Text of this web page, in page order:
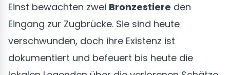
Einst bewachten zwei Bronzestiere den
Eingang zur Zugbrücke. Sie sind heute
verschwunden, doch ihre Existenz ist
dokumentiert und befeuert bis heute die